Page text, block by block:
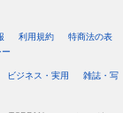
利用規約
特商法の表
ビジネス・実用
雑誌・写